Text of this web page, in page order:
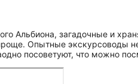
Альбиона, загадочные и
Опытные экскурсоводы
посоветуют, что можно